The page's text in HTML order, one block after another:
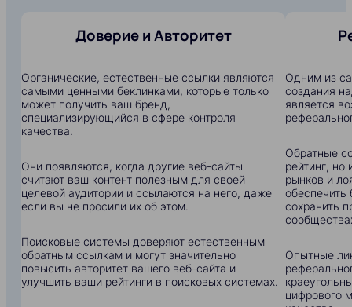
Доверие и Авторитет
Органические, естественные ссылки являются
самыми ценными беклинками, которые только
может получить ваш бренд,
специализирующийся в сфере контроля
качества.
Они появляются, когда другие веб-сайты
считают ваш контент полезным для своей
целевой аудитории и ссылаются на него, даже
если вы не просили их об этом.
Поисковые системы доверяют естественным
обратным ссылкам и могут значительно
повысить авторитет вашего веб-сайта и
улучшить ваши рейтинги в поисковых системах.
Одним из
создания
является
Обратные
рейтинг,
рынков и
сохранить
Опытные
цифрового